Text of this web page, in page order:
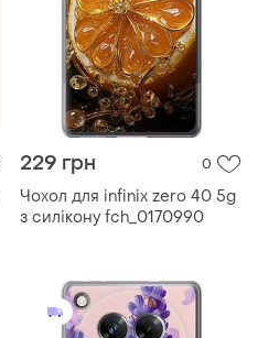
229 грн 0
Чохол для infinix zero 40 5g
з силікону fch_0170990